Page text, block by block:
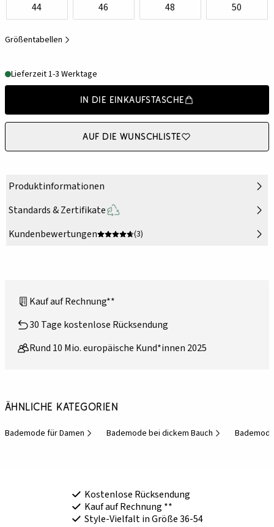
44 46 48 50
Größentabellen
Lieferzeit 1-3 Werktage
In die Einkaufstasche
Auf die Wunschliste
Produktinformationen
Standards & Zertifikate
Kundenbewertungen
(3)
Kauf auf Rechnung**
30 Tage kostenlose Rücksendung
Rund 10 Mio. europäische Kund*innen 2025
Ähnliche Kategorien
Bademode für Damen Bademode bei dickem Bauch
Kostenlose Rücksendung
Kauf auf Rechnung **
Style-Vielfalt in Größe 36-54